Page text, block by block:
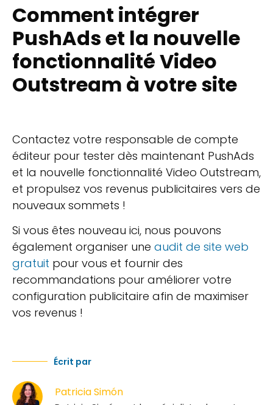
Comment intégrer
PushAds et la nouvelle
fonctionnalité Video
Outstream à votre site
Contactez votre responsable de compte
éditeur pour tester dès maintenant PushAds
et la nouvelle fonctionnalité Video Outstream,
et propulsez vos revenus publicitaires vers de
nouveaux sommets !
Si vous êtes nouveau ici, nous pouvons
également organiser une audit de site web
gratuit pour vous et fournir des
recommandations pour améliorer votre
configuration publicitaire afin de maximiser
vos revenus !
Écrit par
Patricia Simón